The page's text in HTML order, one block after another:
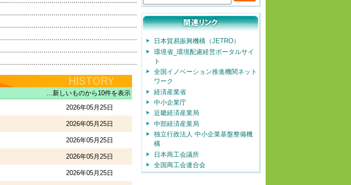
…新しいものから10件を表示
2026年05月25日
2026年05月25日
2026年05月25日
2026年05月25日
2026年05月25日
日本貿易振興機構（JETRO）
環境省_環境配慮経営ポータルサイ
ト
全国イノベーション推進機関ネット
ワーク
経済産業省
中小企業庁
近畿経済産業局
中部経済産業局
独立行政法人 中小企業基盤整備機
構
日本商工会議所
全国商工会連合会